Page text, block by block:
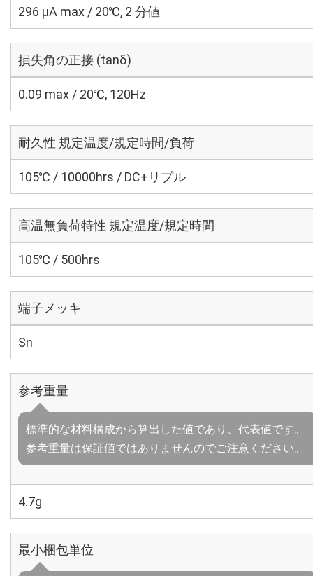
296 μA max / 20℃, 2 分値
損失角の正接 (tanδ)
0.09 max / 20℃, 120Hz
耐久性 規定温度/規定時間/負荷
105℃ / 10000hrs / DC+リプル
高温無負荷特性 規定温度/規定時間
105℃ / 500hrs
端子メッキ
Sn
参考重量
標準的な材料構成から算出した値であり、代表値です。
参考重量は保証値ではありませんのでご注意ください。
4.7g
最小梱包単位